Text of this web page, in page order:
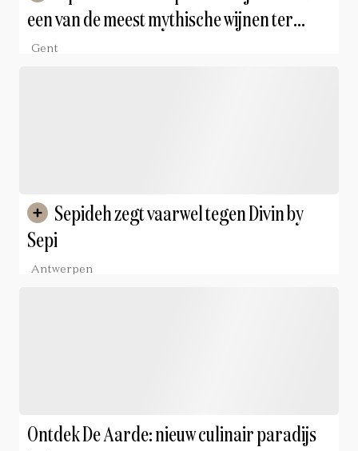
een van de meest mythische wijnen ter
wereld naar Gent brengt
Gent
Sepi
Antwerpen
Ontdek De Aarde: nieuw culinair paradijs